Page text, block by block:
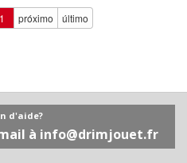
1 próximo último
d'aide?
à info@drimjouet.fr